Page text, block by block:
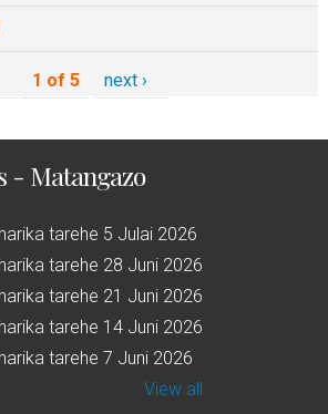
1 of 5 next ›
- Matangazo
tarehe 5 Julai 2026
tarehe 28 Juni 2026
tarehe 21 Juni 2026
tarehe 14 Juni 2026
tarehe 7 Juni 2026
View all